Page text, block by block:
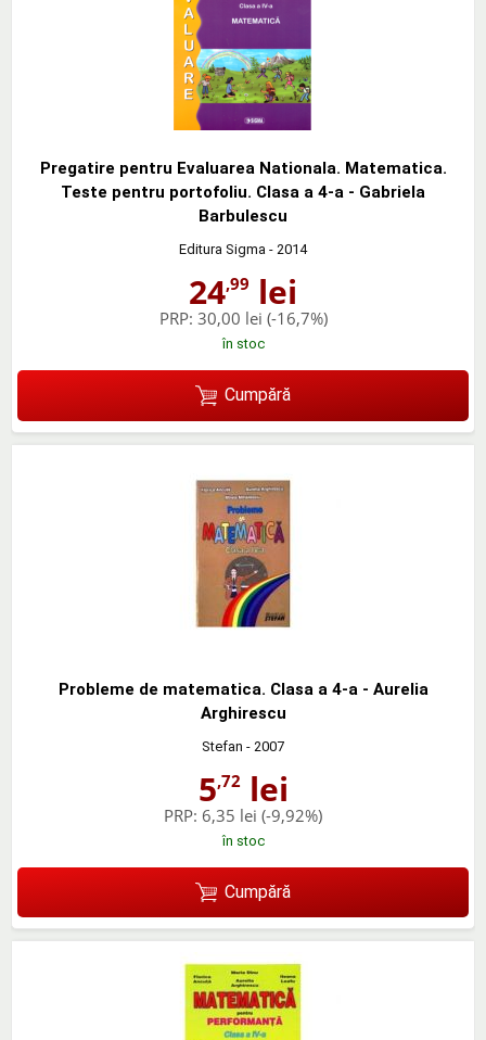
Pregatire pentru Evaluarea Nationala. Matematica.
Teste pentru portofoliu. Clasa a 4-a - Gabriela
Barbulescu
Editura Sigma - 2014
24,99 lei
PRP: 30,00 lei (-16,7%)
în stoc
Cumpără
Probleme de matematica. Clasa a 4-a - Aurelia
Arghirescu
Stefan - 2007
5,72lei
PRP: 6,35 lei (-9,92%)
în stoc
Cumpără